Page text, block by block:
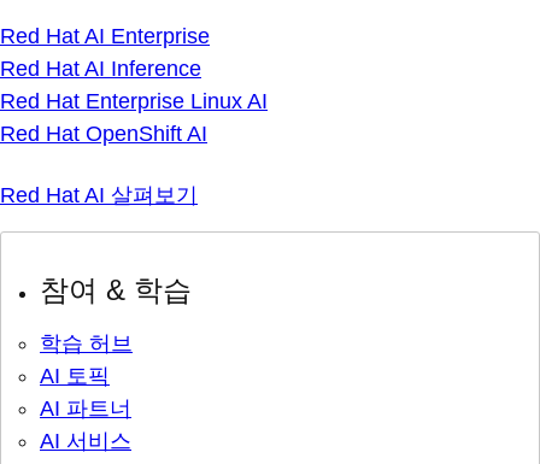
Red Hat AI Enterprise
Red Hat AI Inference
Red Hat Enterprise Linux AI
Red Hat OpenShift AI
Red Hat AI 살펴보기
참여 & 학습
학습 허브
AI 토픽
AI 파트너
AI 서비스